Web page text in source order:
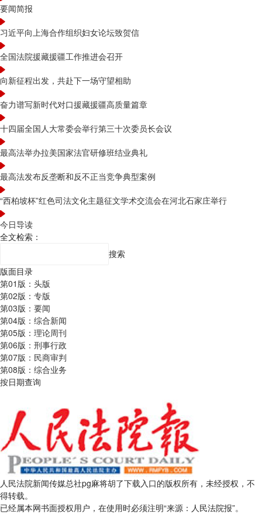
要闻简报
习近平向上海合作组织妇女论坛致贺信
全国法院援藏援疆工作推进会召开
向新征程出发，共赴下一场守望相助
奋力谱写新时代对口援藏援疆高质量篇章
十四届全国人大常委会举行第三十次委员长会议
最高法举办拉美国家法官研修班结业典礼
最高法发布反垄断和反不正当竞争典型案例
“西柏坡杯”红色司法文化主题征文学术交流会在河北石家庄举行
今日导读
全文检索：
搜索
版面目录
第01版：头版
第02版：专版
第03版：要闻
第04版：综合新闻
第05版：理论周刊
第06版：刑事行政
第07版：民商审判
第08版：综合业务
按日期查询
人民法院新闻传媒总社pg麻将胡了下载入口的版权所有，未经授权，不
得转载。
已经属本网书面授权用户，在使用时必须注明“来源：人民法院报”。